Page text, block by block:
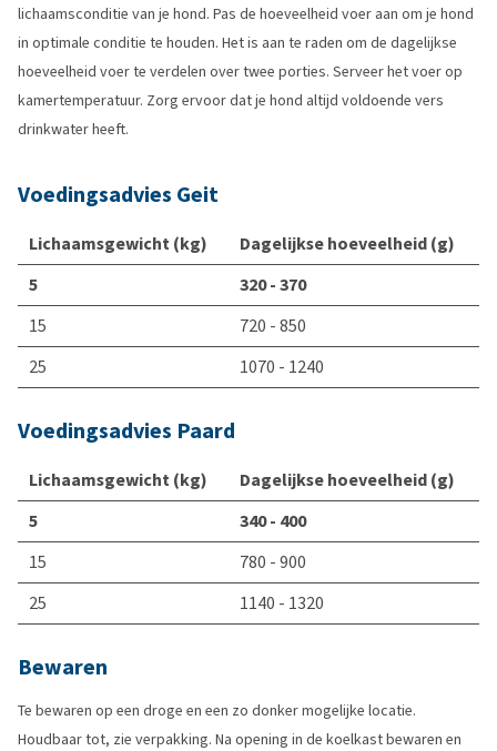
lichaamsconditie van je hond. Pas de hoeveelheid voer aan om je hond
in optimale conditie te houden. Het is aan te raden om de dagelijkse
hoeveelheid voer te verdelen over twee porties. Serveer het voer op
kamertemperatuur. Zorg ervoor dat je hond altijd voldoende vers
drinkwater heeft.
Voedingsadvies Geit
Lichaamsgewicht (kg)
Dagelijkse hoeveelheid (g)
5
320 - 370
15
720 - 850
25
1070 - 1240
Voedingsadvies Paard
Lichaamsgewicht (kg)
Dagelijkse hoeveelheid (g)
5
340 - 400
15
780 - 900
25
1140 - 1320
Bewaren
Te bewaren op een droge en een zo donker mogelijke locatie.
Houdbaar tot, zie verpakking. Na opening in de koelkast bewaren en